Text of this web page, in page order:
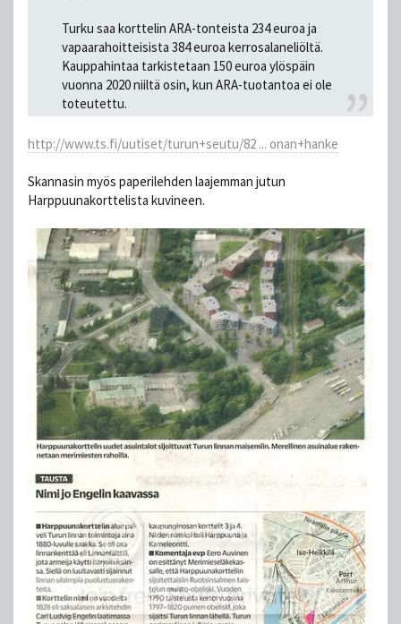
Turku saa korttelin ARA-tonteista 234 euroa ja
vapaarahoitteisista 384 euroa kerrosalaneliöltä.
Kauppahintaa tarkistetaan 150 euroa ylöspäin
vuonna 2020 niiltä osin, kun ARA-tuotantoa ei ole
toteutettu.
http://www.ts.fi/uutiset/turun+seutu/82 ... onan+hanke
Skannasin myös paperilehden laajemman jutun
Harppuunakorttelista kuvineen.